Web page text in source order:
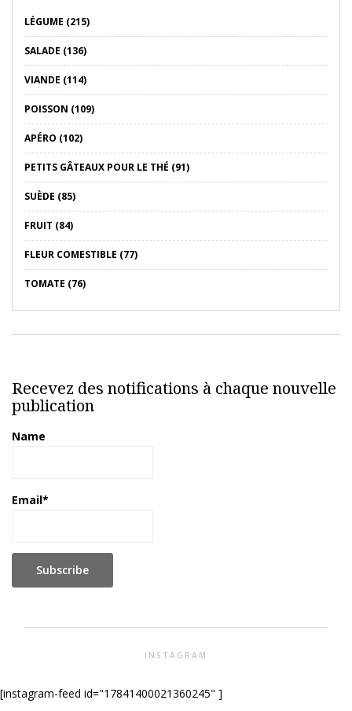
LÉGUME (215)
SALADE (136)
VIANDE (114)
POISSON (109)
APÉRO (102)
PETITS GÂTEAUX POUR LE THÉ (91)
SUÈDE (85)
FRUIT (84)
FLEUR COMESTIBLE (77)
TOMATE (76)
Recevez des notifications à chaque nouvelle
publication
Name
Email*
INSTAGRAM
[instagram-feed id="17841400021360245" ]